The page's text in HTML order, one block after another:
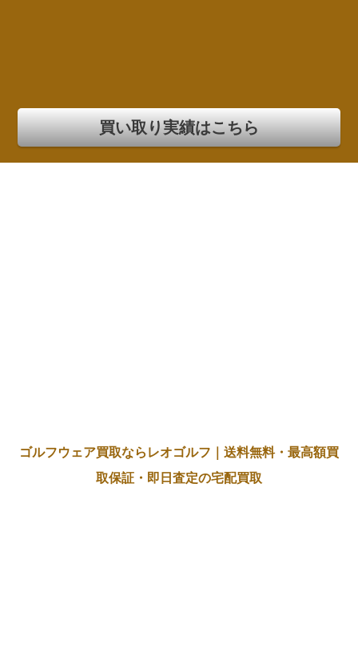
買い取り実績はこちら
ゴルフウェア買取ならレオゴルフ｜送料無料・最高額買
取保証・即日査定の宅配買取